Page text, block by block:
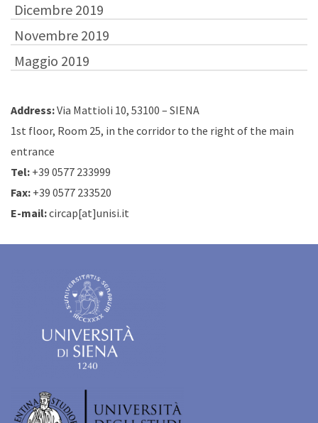
Dicembre 2019
Novembre 2019
Maggio 2019
Address:Via Mattioli 10, 53100 – SIENA
1st floor, Room 25, in the corridor to the right of the main
entrance
Tel: +39 0577 233999
Fax: +39 0577 233520
E-mail:circap[at]unisi.it